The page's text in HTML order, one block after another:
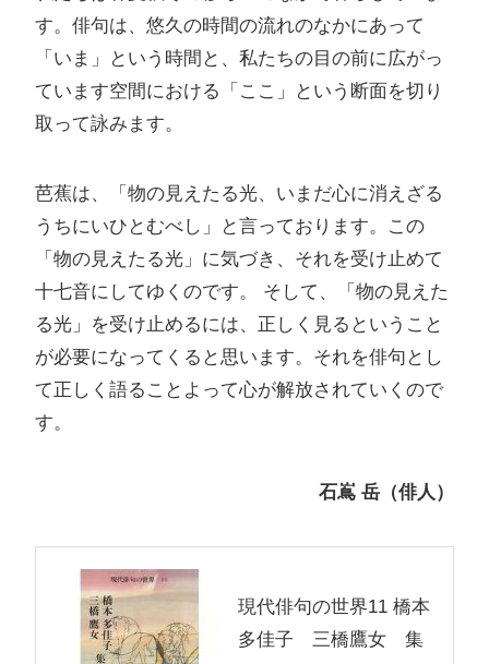
す。俳句は、悠久の時間の流れのなかにあって
「いま」という時間と、私たちの目の前に広がっ
ています空間における「ここ」という断面を切り
取って詠みます。
芭蕉は、「物の見えたる光、いまだ心に消えざる
うちにいひとむべし」と言っております。この
「物の見えたる光」に気づき、それを受け止めて
十七音にしてゆくのです。 そして、「物の見えた
る光」を受け止めるには、正しく見るということ
が必要になってくると思います。それを俳句とし
て正しく語ることよって心が解放されていくので
す。
石嶌 岳（俳人）
現代俳句の世界11 橋本
多佳子 三橋鷹女 集